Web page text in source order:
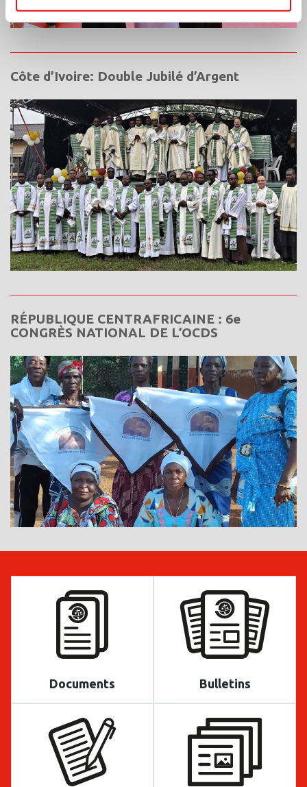
Côte d’Ivoire: Double Jubilé d’Argent
RÉPUBLIQUE CENTRAFRICAINE : 6e
CONGRÈS NATIONAL DE L’OCDS
Documents Bulletins